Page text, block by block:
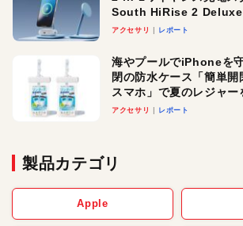
South HiRise 2 Deluxe
ースでおしゃれに充電し
アクセサリ レポート
海やプールでiPhoneを
閉の防水ケース「簡単
スマホ」で夏のレジャー
アクセサリ レポート
製品カテゴリ
Apple